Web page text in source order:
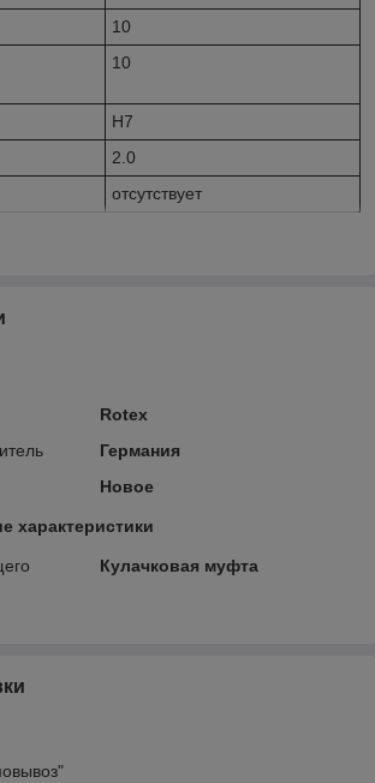
10
10
Н7
2.0
отсутствует
Rotex
Германия
Новое
характеристики
Кулачковая муфта